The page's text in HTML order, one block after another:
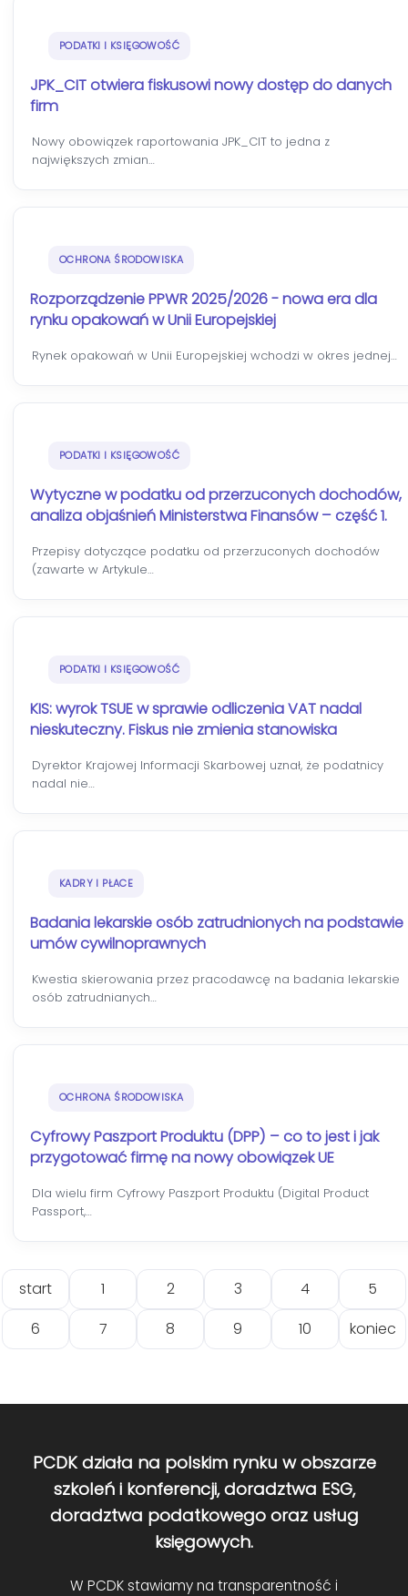
PODATKI I KSIĘGOWOŚĆ
JPK_CIT otwiera fiskusowi nowy dostęp do danych
firm
Nowy obowiązek raportowania JPK_CIT to jedna z
największych zmian…
OCHRONA ŚRODOWISKA
Rozporządzenie PPWR 2025/2026 - nowa era dla
rynku opakowań w Unii Europejskiej
Rynek opakowań w Unii Europejskiej wchodzi w okres jednej…
PODATKI I KSIĘGOWOŚĆ
Wytyczne w podatku od przerzuconych dochodów,
analiza objaśnień Ministerstwa Finansów – część 1.
Przepisy dotyczące podatku od przerzuconych dochodów
(zawarte w Artykule…
PODATKI I KSIĘGOWOŚĆ
KIS: wyrok TSUE w sprawie odliczenia VAT nadal
nieskuteczny. Fiskus nie zmienia stanowiska
Dyrektor Krajowej Informacji Skarbowej uznał, że podatnicy
nadal nie…
KADRY I PŁACE
Badania lekarskie osób zatrudnionych na podstawie
umów cywilnoprawnych
Kwestia skierowania przez pracodawcę na badania lekarskie
osób zatrudnianych…
OCHRONA ŚRODOWISKA
Cyfrowy Paszport Produktu (DPP) – co to jest i jak
przygotować firmę na nowy obowiązek UE
Dla wielu firm Cyfrowy Paszport Produktu (Digital Product
Passport,…
start 1 2 3 4
5
6
7 8 9 10 koniec
PCDK działa na polskim rynku w obszarze
szkoleń i konferencji, doradztwa ESG,
doradztwa podatkowego oraz usług
księgowych.
W PCDK stawiamy na transparentność i